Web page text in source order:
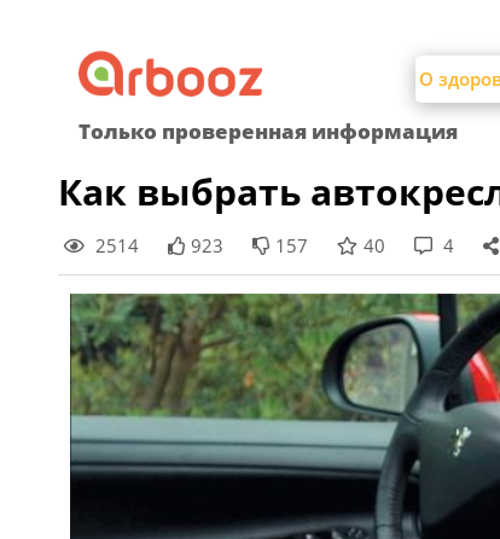
content
О
Только проверенная информация
Как выбрать
2514 923 157 40 4